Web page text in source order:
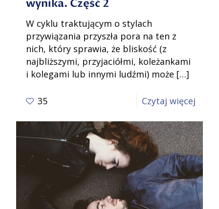
wynika. Część 2
W cyklu traktującym o stylach
przywiązania przyszła pora na ten z
nich, który sprawia, że bliskość (z
najbliższymi, przyjaciółmi, koleżankami
i kolegami lub innymi ludźmi) może […]
35 Czytaj więcej
I
co
z
nich